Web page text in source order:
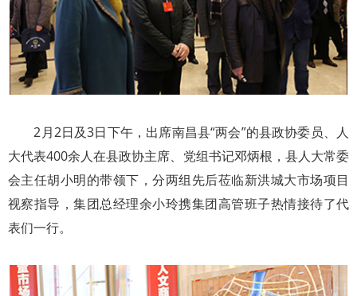
2月2日及3日下午，出席南昌县“两会”的县政协委员、人
大代表400余人在县政协主席、党组书记邓炳根，县人大常委
会主任胡小明的带领下，分两组先后莅临新洪城大市场项目
视察指导，集团总经理余小玲携集团高管班子热情接待了代
表们一行。